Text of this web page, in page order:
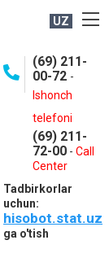
UZ
(69) 211-
00-72 -
Ishonch
telefoni
(69) 211-
72-00 - Call
Center
Tadbirkorlar
uchun:
hisobot.stat.uz
ga o'tish